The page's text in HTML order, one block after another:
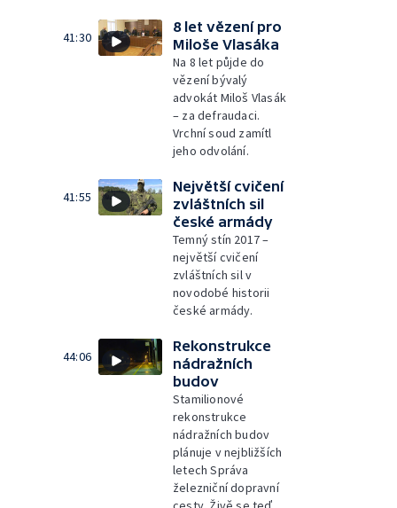
41:30
8 let vězení pro
Miloše Vlasáka
Na 8 let půjde do
vězení bývalý
advokát Miloš Vlasák
– za defraudaci.
Vrchní soud zamítl
jeho odvolání.
41:55
Největší cvičení
zvláštních sil
české armády
Temný stín 2017 –
největší cvičení
zvláštních sil v
novodobé historii
české armády.
44:06
Rekonstrukce
nádražních
budov
Stamilionové
rekonstrukce
nádražních budov
plánuje v nejbližších
letech Správa
železniční dopravní